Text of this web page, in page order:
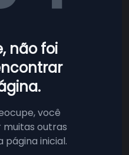
não foi
você
outras
página inicial.